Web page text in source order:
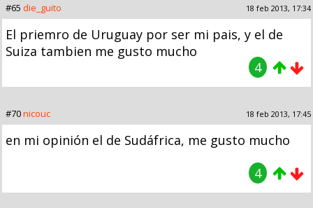
#65 die_guito 18 feb 2013, 17:34
El priemro de Uruguay por ser mi pais, y el de
Suiza tambien me gusto mucho
4
#70nicouc 18 feb 2013, 17:45
en mi opinión el de Sudáfrica, me gusto mucho
4